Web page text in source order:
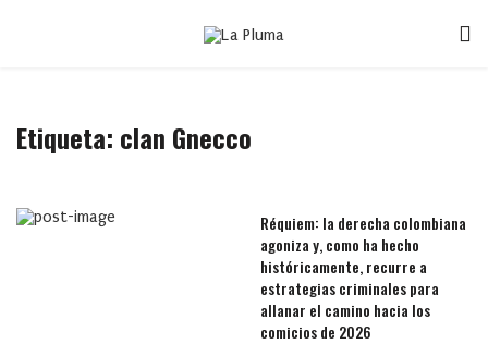
Etiqueta: clan Gnecco
Réquiem: la derecha colombiana
agoniza y, como ha hecho
históricamente, recurre a
estrategias criminales para
allanar el camino hacia los
comicios de 2026